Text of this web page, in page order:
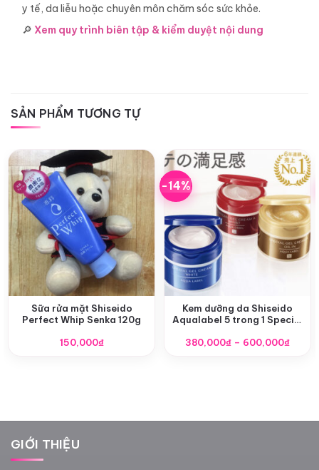
y tế, da liễu hoặc chuyên môn chăm sóc sức khỏe.
🔎 Xem quy trình biên tập & kiểm duyệt nội dung
SẢN PHẨM TƯƠNG TỰ
Sữa rửa mặt Shiseido
Perfect Whip Senka 120g
150,000₫
-14%
Kem dưỡng da Shiseido
Aqualabel 5 trong 1 Special
380,000₫ – 600,000₫
GIỚI THIỆU